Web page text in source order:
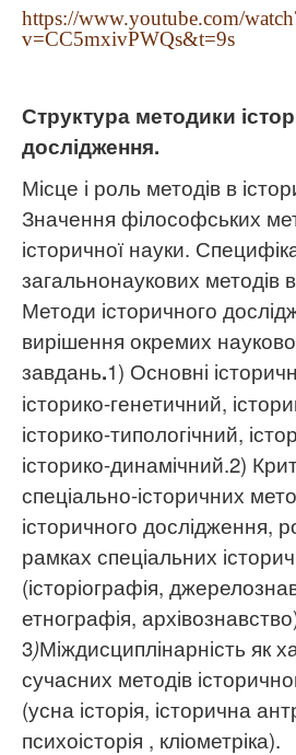
https://www.youtube.com/
v=CC5mxivPWQs&t=9s
Структура методики
дослідження.
Місце і роль методів в
Значення філософських
історичної науки.
загальнонаукових методів
Методи історичного
вирішення окремих
завдань.1) Основні
історико-генетичний,
історико-типологічний,
історико-динамічний.2)
спеціально-історичних
історичного дослідження,
рамках спеціальних
(історіографія,
етнографія,
3)Міждисциплінарність як
сучасних методів
(усна історія, історична
психоісторія , кліометріка).